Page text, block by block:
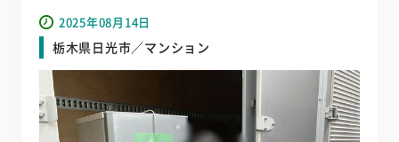
2025年08月14日
栃木県日光市／マンション